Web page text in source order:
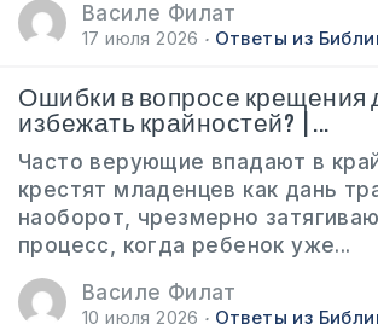
Василе Филат
17 июля 2026 Ответы из
Ошибки в вопросе крещения
избежать крайностей? |...
Часто верующие впадают в
крестят младенцев как дань
наоборот, чрезмерно
процесс, когда ребенок уже...
Василе Филат
10 июля 2026 Ответы из